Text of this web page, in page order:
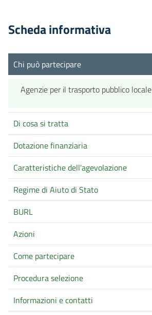
Scheda informativa
Chi può partecipare
Agenzie per il trasporto pubblico locale
Di cosa si tratta
Dotazione finanziaria
Caratteristiche dell'agevolazione
Regime di Aiuto di Stato
BURL
Azioni
Come partecipare
Procedura selezione
Informazioni e contatti